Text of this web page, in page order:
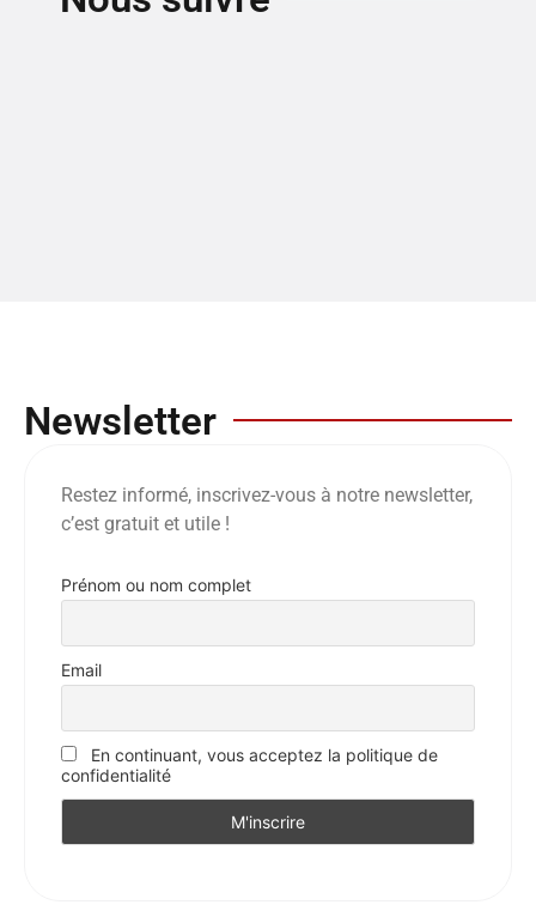
Newsletter
Restez informé, inscrivez-vous à notre newsletter,
c’est gratuit et utile !
Prénom ou nom complet
Email
En continuant, vous acceptez la politique de
confidentialité